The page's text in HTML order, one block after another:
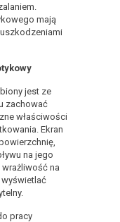
mają
jest ze
zachować
właściwości
Ekran
na jego
na
pracy